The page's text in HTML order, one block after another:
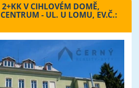
V CIHLOVÉM DOMĚ,
- UL. U LOMU, EV.Č.: